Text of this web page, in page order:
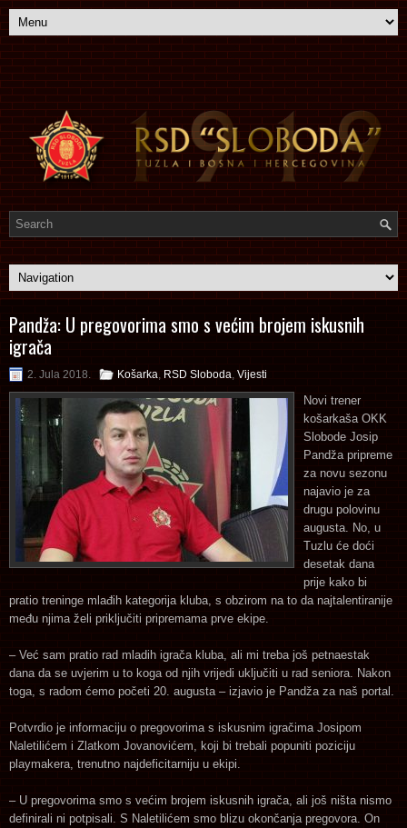
Pandža: U pregovorima smo s većim brojem iskusnih
igrača
2. Jula 2018. Košarka RSD Sloboda Vijesti
Novi trener
košarkaša OKK
Slobode Josip
Pandža pripreme
za novu sezonu
najavio je za
drugu polovinu
augusta. No, u
Tuzlu će doći
desetak dana
prije kako bi
pratio treninge mlađih kategorija kluba, s obzirom na to da najtalentiranije
među njima želi priključiti pripremama prve ekipe.
– Već sam pratio rad mladih igrača kluba, ali mi treba još petnaestak
dana da se uvjerim u to koga od njih vrijedi uključiti u rad seniora. Nakon
toga, s radom ćemo početi 20. augusta – izjavio je Pandža za naš portal.
Potvrdio je informaciju o pregovorima s iskusnim igračima Josipom
Naletilićem i Zlatkom Jovanovićem, koji bi trebali popuniti poziciju
playmakera, trenutno najdeficitarniju u ekipi.
– U pregovorima smo s većim brojem iskusnih igrača, ali još ništa nismo
definirali ni potpisali. S Naletilićem smo blizu okončanja pregovora. On